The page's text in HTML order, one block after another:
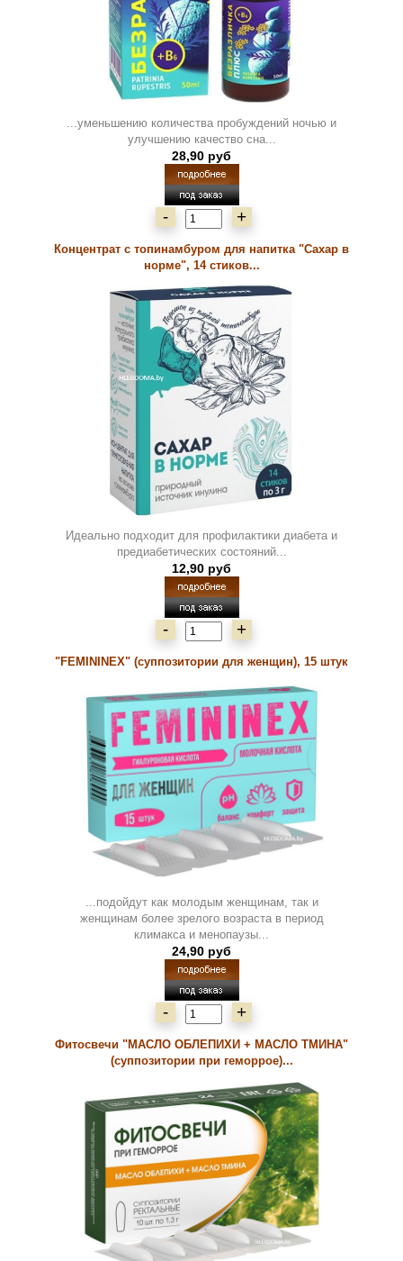
...уменьшению количества пробуждений ночью и
улучшению качество сна...
28,90 руб
- +
Концентрат с топинамбуром для напитка "Сахар в
норме", 14 стиков...
Идеально подходит для профилактики диабета и
предиабетических состояний...
12,90 руб
- +
"FEMININEX" (суппозитории для женщин), 15 штук
...подойдут как молодым женщинам, так и
женщинам более зрелого возраста в период
климакса и менопаузы...
24,90 руб
- +
Фитосвечи "МАСЛО ОБЛЕПИХИ + МАСЛО ТМИНА"
(суппозитории при геморрое)...